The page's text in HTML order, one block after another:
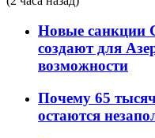
Новые санкции
создают для
возможности
Почему 65
остаются